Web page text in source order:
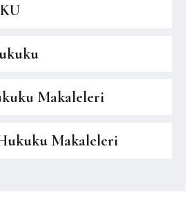
Makaleleri
Makaleleri